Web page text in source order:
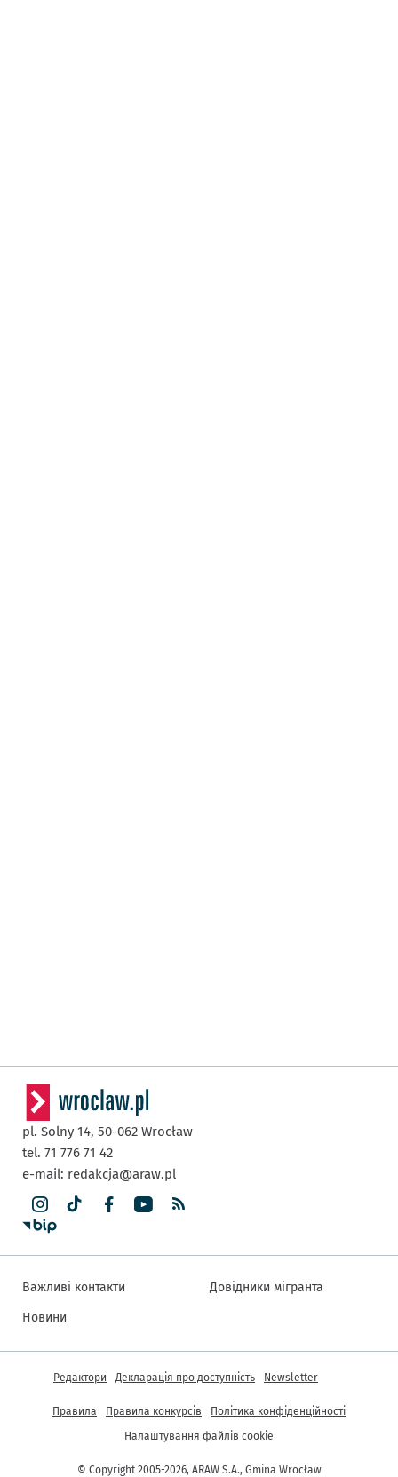
pl. Solny 14, 50-062 Wrocław
tel. 71 776 71 42
e-mail: redakcja@araw.pl
Важливі контакти
Новини
Довідники мігранта
© Copyright 2005-2026, ARAW S.A., Gmina Wrocław
Інша інформація
Редактори Декларація про доступність Newsletter
Правила Правила конкурсів
Політика конфіденційності
Налаштування файлів cookie